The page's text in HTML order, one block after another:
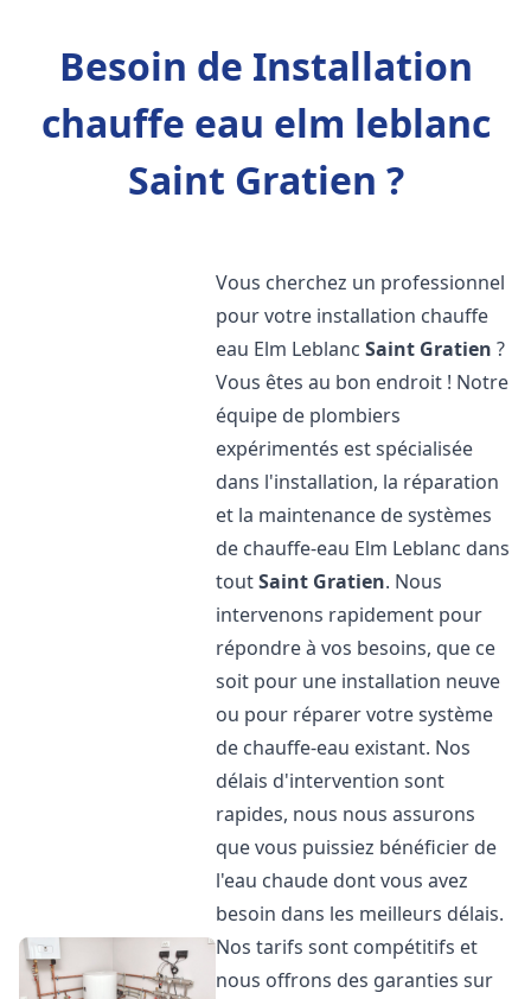
Besoin de Installation
chauffe eau elm leblanc
Saint Gratien ?
Vous cherchez un professionnel
pour votre installation chauffe
eau Elm LeblancSaint Gratien ?
Vous êtes au bon endroit ! Notre
équipe de plombiers
expérimentés est spécialisée
dans l'installation, la réparation
et la maintenance de systèmes
de chauffe-eau Elm Leblanc dans
toutSaint Gratien. Nous
intervenons rapidement pour
répondre à vos besoins, que ce
soit pour une installation neuve
ou pour réparer votre système
de chauffe-eau existant. Nos
délais d'intervention sont
rapides, nous nous assurons
que vous puissiez bénéficier de
l'eau chaude dont vous avez
besoin dans les meilleurs délais.
Nos tarifs sont compétitifs et
nous offrons des garanties sur